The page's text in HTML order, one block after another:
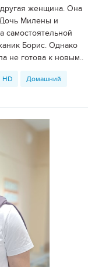
женщина. Она
Милены и
самостоятельной
Борис. Однако
не готова к новым..
HD Домашний